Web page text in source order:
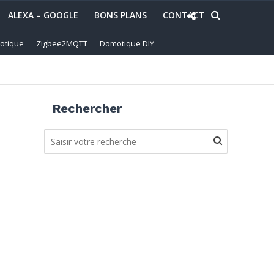
ALEXA – GOOGLE BONS PLANS CONTACT
Zigbee2MQTT Domotique DIY
Rechercher